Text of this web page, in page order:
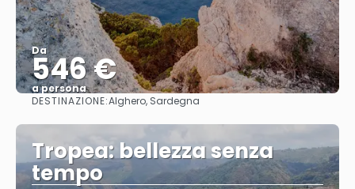
Da
546 €
a persona
Vedere
DESTINAZIONE:Alghero, Sardegna
Tropea: bellezza senza
tempo